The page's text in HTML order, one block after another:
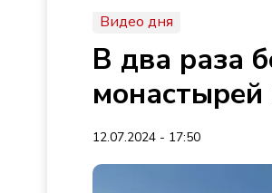
Видео дня
В два раза
монастырей
12.07.2024 - 17:50